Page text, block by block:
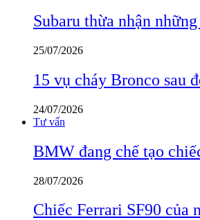
Subaru thừa nhận
25/07/2026
15 vụ cháy Bronco sau
24/07/2026
Tư vấn
BMW đang chế tạo
28/07/2026
Chiếc Ferrari SF90 của